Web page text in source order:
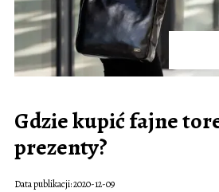
Gdzie kupić fajne
prezenty?
Data publikacji: 2020-12-09